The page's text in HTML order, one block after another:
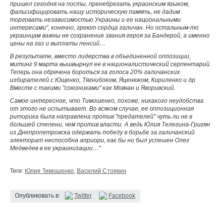
пришел сегодня на посты, пренебрегать украинским языком,
фальсифицировать нашу историческую память, не дадим
торговать независимостью Украины и ее национальными
интересами", конечно, греют сердца галичан. Но остальным-то
украинцам важны не сохранение звания героя за Бандерой, а именно
цены на газ и выплаты пенсий…
В результате, вместо лидерства в объединенной оппозиции,
митинг 9 марта вышвырнул ее в националистический серпентарий.
Теперь она обречена бороться за голоса 20% галичанских
избирателей с Ющенко, Тягнибоком, Яценюком, Кириленко и др.
Вместе с такими "союзниками" как Мовчан и Яворивский.
Самое интересное, что Тимошенко, похоже, никакого неудобства
от этого не испытывает. Во всяком случае, ее оппозиционная
риторика была направлена против "предателей" чуть ли не в
большей степени, чем против власти. А ведь Юлия Телегина-Григян
из Днепропетровска одержать победу в борьбе за галичанский
электорат неспособна априори, как бы ни был успешен Олег
Медведев в ее украинизации…"
Теги: Юлия Тимошенко, Василий Стоякин
Опубликовать в: Twitter Facebook